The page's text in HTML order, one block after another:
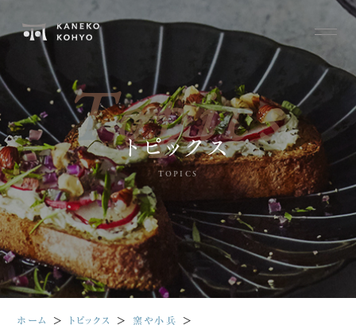
Topics
トピックス
TOPICS
ホーム ＞ トピックス ＞ 窯や小兵
＞